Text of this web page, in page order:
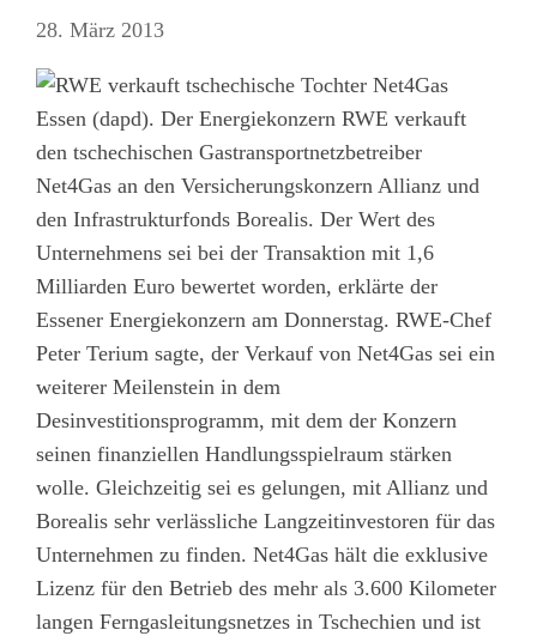
28. März 2013
Essen (dapd). Der Energiekonzern RWE verkauft
den tschechischen Gastransportnetzbetreiber
Net4Gas an den Versicherungskonzern Allianz und
den Infrastrukturfonds Borealis. Der Wert des
Unternehmens sei bei der Transaktion mit 1,6
Milliarden Euro bewertet worden, erklärte der
Essener Energiekonzern am Donnerstag. RWE-Chef
Peter Terium sagte, der Verkauf von Net4Gas sei ein
weiterer Meilenstein in dem
Desinvestitionsprogramm, mit dem der Konzern
seinen finanziellen Handlungsspielraum stärken
wolle. Gleichzeitig sei es gelungen, mit Allianz und
Borealis sehr verlässliche Langzeitinvestoren für das
Unternehmen zu finden. Net4Gas hält die exklusive
Lizenz für den Betrieb des mehr als 3.600 Kilometer
langen Ferngasleitungsnetzes in Tschechien und ist